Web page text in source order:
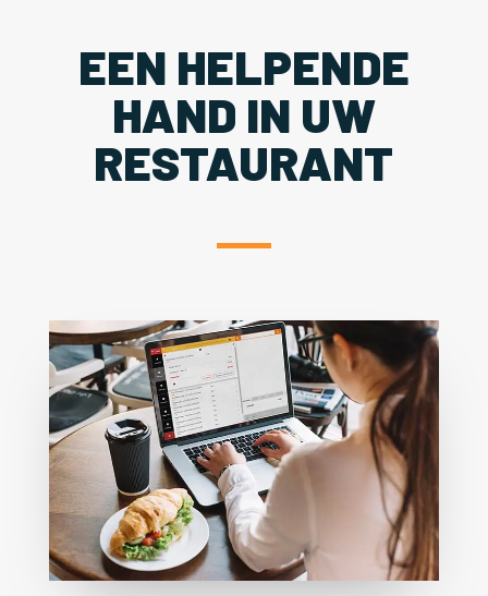
EEN HELPENDE
HAND IN UW
RESTAURANT